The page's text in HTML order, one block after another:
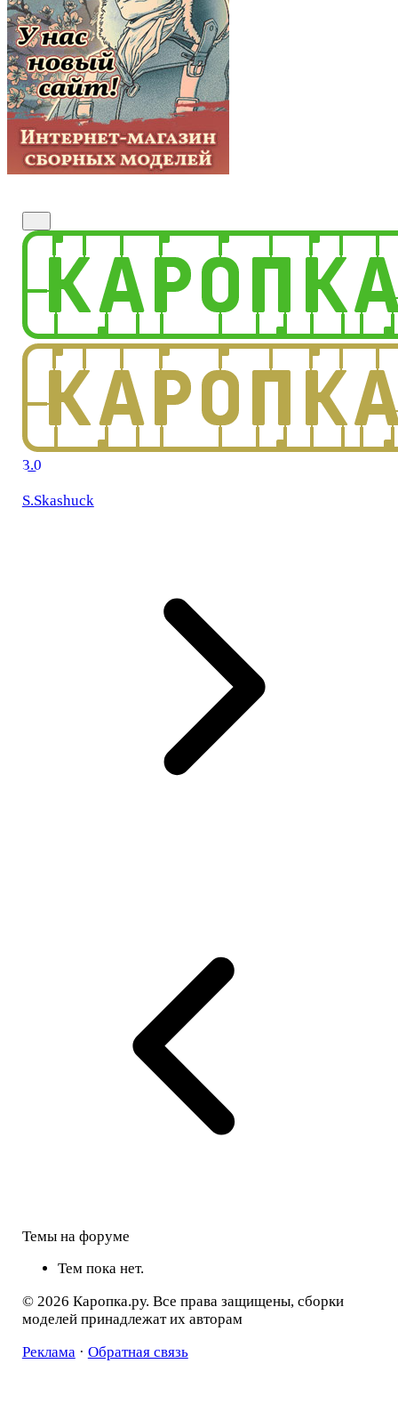
3.0
S.Skashuck
Темы на форуме
Тем пока нет.
© 2026 Каропка.ру. Все права защищены, сборки
моделей принадлежат их авторам
Реклама· Обратная связь